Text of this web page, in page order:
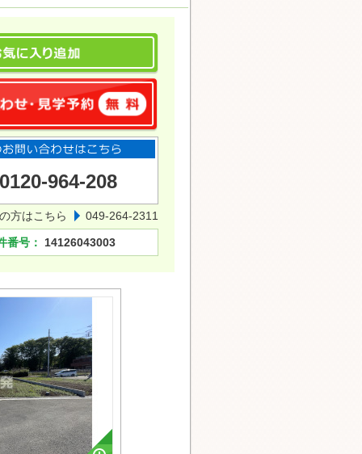
0120-964-208
方はこちら 049-264-2311
番号： 14126043003